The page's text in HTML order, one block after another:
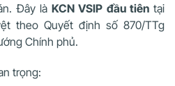
Đây làKCN VSIP đầu tiêntại
theo Quyết định số 870/TTg
Chính phủ.
trọng: